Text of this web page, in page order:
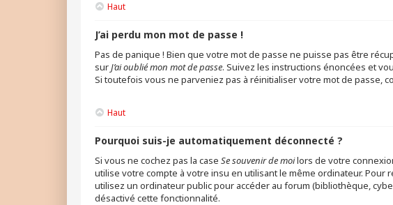
Haut
J’ai perdu mon mot de passe !
Pas de panique ! Bien que votre mot de passe ne puisse pas être
surJ’ai oublié mon mot de passe. Suivez les instructions énoncées et
Si toutefois vous ne parveniez pas à réinitialiser votre mot de passe,
Haut
Pourquoi suis-je automatiquement déconnecté ?
Si vous ne cochez pas la case Se souvenir de moilors de votre
utilise votre compte à votre insu en utilisant le même ordinateur. Pour
utilisez un ordinateur public pour accéder au forum (bibliothèque,
désactivé cette fonctionnalité.